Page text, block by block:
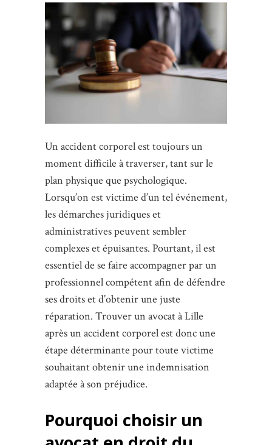
Un accident corporel est toujours un
moment difficile à traverser, tant sur le
plan physique que psychologique.
Lorsqu’on est victime d’un tel événement,
les démarches juridiques et
administratives peuvent sembler
complexes et épuisantes. Pourtant, il est
essentiel de se faire accompagner par un
professionnel compétent afin de défendre
ses droits et d’obtenir une juste
réparation. Trouver un avocat à Lille
après un accident corporel est donc une
étape déterminante pour toute victime
souhaitant obtenir une indemnisation
adaptée à son préjudice.
Pourquoi choisir un